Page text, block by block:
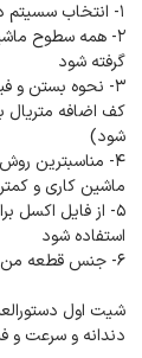
۱- انتخاب سسیتم درست مختصات work coordinates system
2- همه سطوح
گرفته شود
3- نحوه بستن
کف اضافه
شود)
۴- مناسبترین
ماشین کاری و
۵- از فایل اکسل
استفاده شود
۶- جنس قطعه من برنز است
شیت اول
دندانه و سرعت و